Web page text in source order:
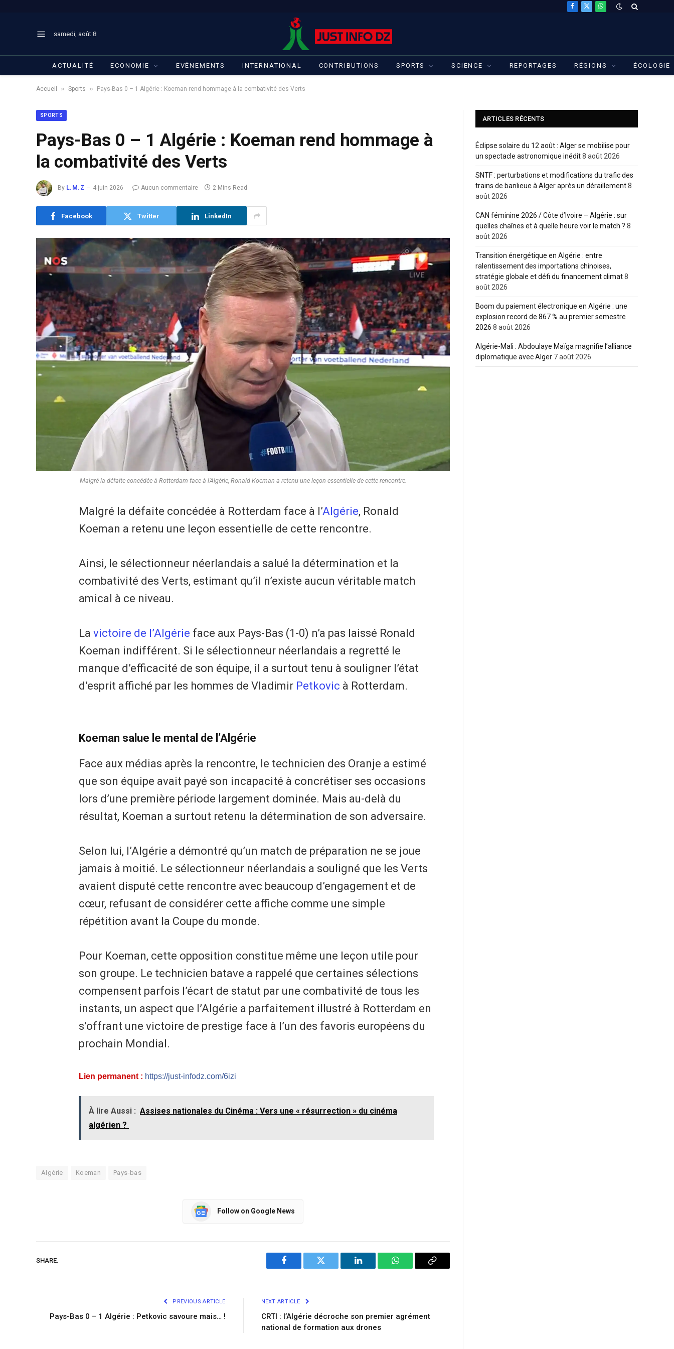
Facebook
X
WhatsApp
samedi, août 8
ACTUALITÉ ECONOMIE EVÉNEMENTS INTERNATIONAL CONTRIBUTIONS SPORTS SCIENCE REPORTAGES RÉGIONS ÉCOLOGIE
Accueil » Sports » Pays-Bas 0 – 1 Algérie : Koeman rend hommage à la combativité des Verts
SPORTS
Pays-Bas 0 – 1 Algérie : Koeman rend hommage à
la combativité des Verts
By L.M.Z 4 juin 2026 Aucun commentaire 2 Mins Read
Facebook Twitter LinkedIn
Malgré la défaite concédée à Rotterdam face à l’Algérie, Ronald Koeman a retenu une leçon essentielle de cette rencontre.
Malgré la défaite concédée à Rotterdam face à l’Algérie, Ronald
Koeman a retenu une leçon essentielle de cette rencontre.
Ainsi, le sélectionneur néerlandais a salué la détermination et la
combativité des Verts, estimant qu’il n’existe aucun véritable match
amical à ce niveau.
La victoire de l’Algérie face aux Pays-Bas (1-0) n’a pas laissé Ronald
Koeman indifférent. Si le sélectionneur néerlandais a regretté le
manque d’efficacité de son équipe, il a surtout tenu à souligner l’état
d’esprit affiché par les hommes de Vladimir Petkovic à Rotterdam.
Koeman salue le mental de l’Algérie
Face aux médias après la rencontre, le technicien des Oranje a estimé
que son équipe avait payé son incapacité à concrétiser ses occasions
lors d’une première période largement dominée. Mais au-delà du
résultat, Koeman a surtout retenu la détermination de son adversaire.
Selon lui, l’Algérie a démontré qu’un match de préparation ne se joue
jamais à moitié. Le sélectionneur néerlandais a souligné que les Verts
avaient disputé cette rencontre avec beaucoup d’engagement et de
cœur, refusant de considérer cette affiche comme une simple
répétition avant la Coupe du monde.
Pour Koeman, cette opposition constitue même une leçon utile pour
son groupe. Le technicien batave a rappelé que certaines sélections
compensent parfois l’écart de statut par une combativité de tous les
instants, un aspect que l’Algérie a parfaitement illustré à Rotterdam en
s’offrant une victoire de prestige face à l’un des favoris européens du
prochain Mondial.
Lien permanent : https://just-infodz.com/6izi
À lire Aussi : Assises nationales du Cinéma : Vers une « résurrection » du cinéma
algérien ?
Algérie Koeman Pays-bas
Follow on Google News
SHARE.
Facebook Twitter LinkedIn WhatsAppCopy
PREVIOUS ARTICLE
Pays-Bas 0 – 1 Algérie : Petkovic savoure mais… !
NEXT ARTICLE
CRTI : l’Algérie décroche son premier agrément
national de formation aux drones
ARTICLES RÉCENTS
Éclipse solaire du 12 août : Alger se mobilise pour
un spectacle astronomique inédit8 août 2026
SNTF : perturbations et modifications du trafic des
trains de banlieue à Alger après un déraillement8
août 2026
CAN féminine 2026 / Côte d’Ivoire – Algérie : sur
quelles chaînes et à quelle heure voir le match ? 8
août 2026
Transition énergétique en Algérie : entre
ralentissement des importations chinoises,
stratégie globale et défi du financement climat8
août 2026
Boom du paiement électronique en Algérie : une
explosion record de 867 % au premier semestre
2026 8 août 2026
Algérie-Mali : Abdoulaye Maïga magnifie l’alliance
diplomatique avec Alger 7 août 2026